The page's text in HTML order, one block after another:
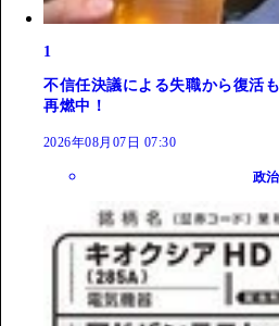
1
不信任決議による失職から復活
再燃中！
2026年08月07日 07:30
政